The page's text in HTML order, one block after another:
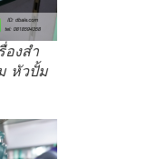
องสำ
หัวปั้ม